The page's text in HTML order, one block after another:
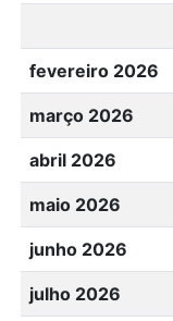
fevereiro 2026
março 2026
abril 2026
maio 2026
junho 2026
julho 2026